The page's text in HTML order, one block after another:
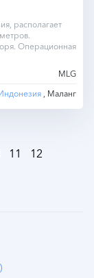
располагает
Операционная
MLG
, Маланг
11 12